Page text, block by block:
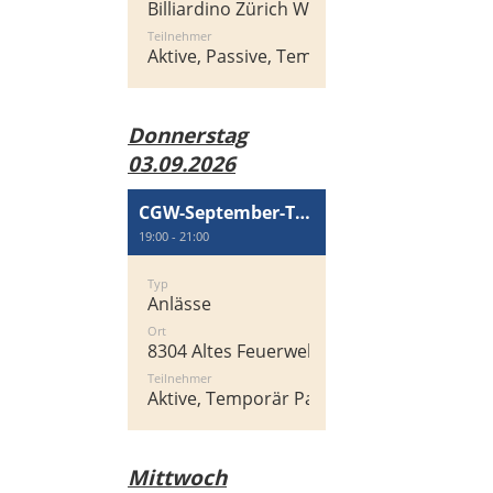
Billiardino Zürich West, Heinrichstrasse
Teilnehmer
Aktive, Passive, Temporär Passiv
Donnerstag
03.09.2026
CGW-September-Treff
19:00 - 21:00
Typ
Anlässe
Ort
8304 Altes Feuerwehrgebäude,
Teilnehmer
Aktive, Temporär Passiv, Passive
Mittwoch